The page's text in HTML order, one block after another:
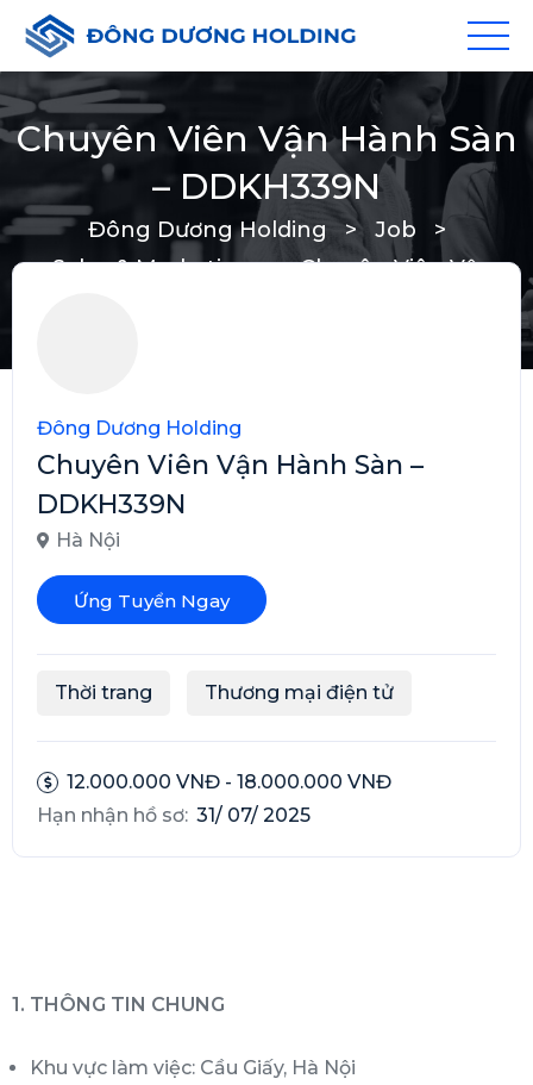
Chuyên Viên Vận Hành Sàn
– DDKH339N
Đông Dương Holding > Job
>
Sales & Marketing > Chuyên Viên Vận
Đông Dương Holding
Chuyên Viên Vận Hành Sàn –
DDKH339N
Hà Nội
Ứng Tuyển Ngay
Thời trang Thương mại điện tử
12.000.000 VNĐ - 18.000.000 VNĐ
Hạn nhận hồ sơ: 31/ 07/ 2025
1. THÔNG TIN CHUNG
Khu vực làm việc: Cầu Giấy, Hà Nội